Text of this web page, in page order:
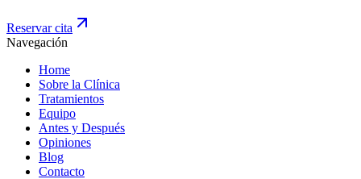
Reservar cita
Navegación
Home
Sobre la Clínica
Tratamientos
Equipo
Antes y Después
Opiniones
Blog
Contacto